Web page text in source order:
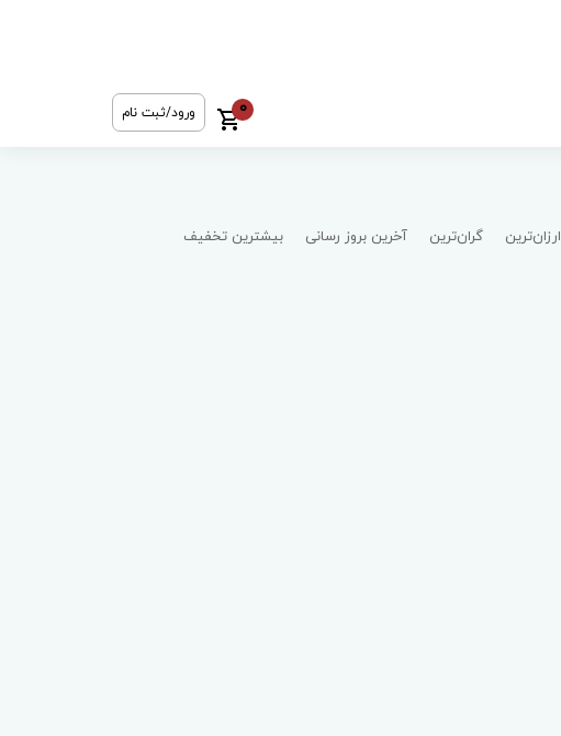
0 ورود/ثبت نام
ارزان‌ترین گران‌ترین آخرین بروز رسانی بیشترین تخفیف